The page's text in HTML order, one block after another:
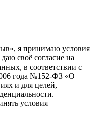
я принимаю условия
своё согласие на
в соответствии с
года №152-ФЗ «О
и для целей,
условия